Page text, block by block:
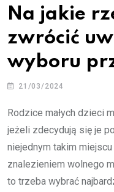
Na jakie
zwrócić
wyboru
21/03/2024
Rodzice małych dzieci
jeżeli zdecydują się je
niejednym takim
znalezieniem wolnego
to trzeba wybrać